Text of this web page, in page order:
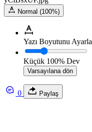
Normal (100%)
Yazı Boyutunu Ayarla
Küçük 100% Dev
Varsayılana dön
0 Paylaş